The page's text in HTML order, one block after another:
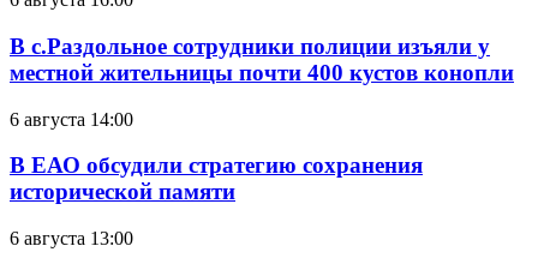
В с.Раздольное сотрудники полиции изъяли у
местной жительницы почти 400 кустов конопли
6 августа 14:00
В ЕАО обсудили стратегию сохранения
исторической памяти
6 августа 13:00